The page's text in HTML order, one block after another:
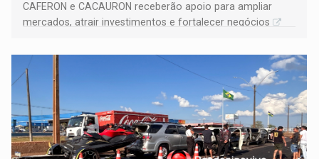
CAFERON e CACAURON receberão apoio para ampliar
mercados, atrair investimentos e fortalecer negócios